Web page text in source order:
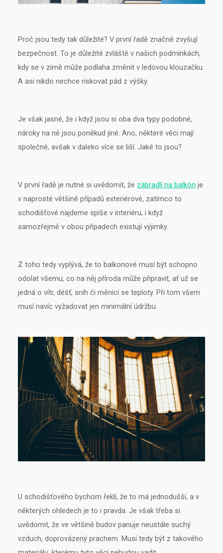
Proč jsou tedy tak důležité? V první řadě značně zvyšují
bezpečnost. To je důležité zvláště v našich podmínkách,
kdy se v zimě může podlaha změnit v ledovou klouzačku.
A asi nikdo nechce riskovat pád z výšky.
Je však jasné, že i když jsou si oba dva typy podobné,
nároky na ně jsou poněkud jiné. Ano, některé věci mají
společné, avšak v daleko více se liší. Jaké to jsou?
V první řadě je nutné si uvědomit, že zábradlí na balkón je
v naprosté většině případů exteriérové, zatímco to
schodišťové najdeme spíše v interiéru, i když
samozřejmě v obou případech existují výjimky.
Z toho tedy vyplývá, že to balkonové musí být schopno
odolat všemu, co na něj příroda může připravit, ať už se
jedná o vítr, déšť, sníh či měnící se teploty. Při tom všem
musí navíc vyžadovat jen minimální údržbu.
U schodišťového bychom řekli, že to má jednodušší, a v
některých ohledech je to i pravda. Je však třeba si
uvědomit, že ve většině budov panuje neustále suchý
vzduch, doprovázený prachem. Musí tedy být z takového